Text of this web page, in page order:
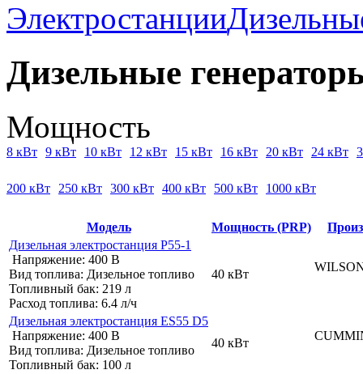
Электростанции
Дизельные
Мощность
8 кВт 9 кВт 10 кВт 12 кВт 15 кВт 16 кВт 20 кВт 24 кВт
200 кВт 250 кВт 300 кВт 400 кВт 500 кВт 1000 кВт
Модель Мощность (PRP)
Дизельная электростанция P55-1
Напряжение: 400 В
Вид топлива: Дизельное топливо
Топливный бак: 219 л
Расход топлива: 6.4 л/ч
40 кВт
Дизельная электростанция ES55 D5
Напряжение: 400 В
Вид топлива: Дизельное топливо
Топливный бак: 100 л
40 кВт